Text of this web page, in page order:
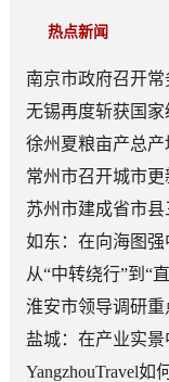
热点新闻
南京市政府召开常
无锡再度斩获国家
顶层赛道
徐州夏粮亩产总
常州市召开城市
苏州市建成省市
如东：在向海图
从“中转绕行”到“
口
淮安市领导调研
盐城：在产业实
YangzhouTravel如